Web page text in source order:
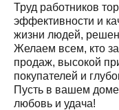
Труд работников
эффективности и
жизни людей,
Желаем всем, кто
продаж, высокой
покупателей и
Пусть в вашем доме
любовь и удача!